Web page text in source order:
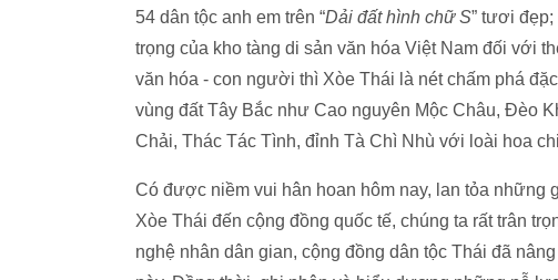
54 dân tộc anh em trên “Dải đất hình chữ S” tươi
trọng của kho tàng di sản văn hóa Việt Nam đối với
văn hóa - con người thì Xòe Thái là nét chấm phá
vùng đất Tây Bắc như Cao nguyên Mộc Châu, Đèo
Chải, Thác Tác Tình, đỉnh Tà Chì Nhù với loài hoa
Có được niềm vui hân hoan hôm nay, lan tỏa những
Xòe Thái đến cộng đồng quốc tế, chúng ta rất trân
nghệ nhân dân gian, cộng đồng dân tộc Thái đã